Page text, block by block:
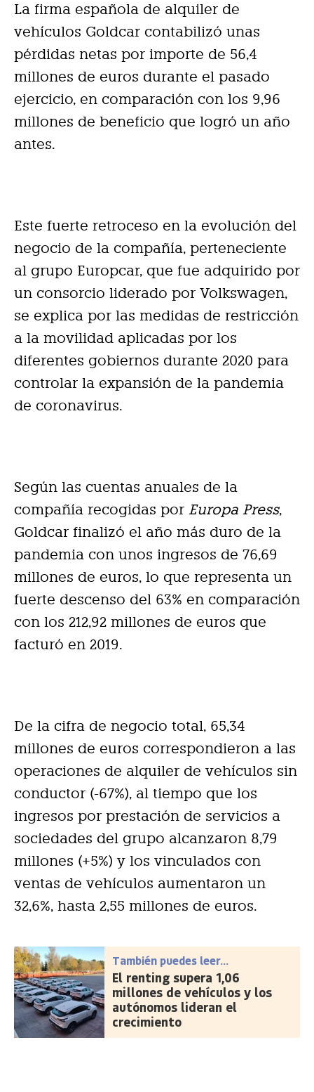
La firma española de alquiler de
vehículos Goldcar contabilizó unas
pérdidas netas por importe de 56,4
millones de euros durante el pasado
ejercicio, en comparación con los 9,96
millones de beneficio que logró un año
antes.
Este fuerte retroceso en la evolución del
negocio de la compañía, perteneciente
al grupo Europcar, que fue adquirido por
un consorcio liderado por Volkswagen,
se explica por las medidas de restricción
a la movilidad aplicadas por los
diferentes gobiernos durante 2020 para
controlar la expansión de la pandemia
de coronavirus.
Según las cuentas anuales de la
compañía recogidas por Europa Press,
Goldcar finalizó el año más duro de la
pandemia con unos ingresos de 76,69
millones de euros, lo que representa un
fuerte descenso del 63% en comparación
con los 212,92 millones de euros que
facturó en 2019.
De la cifra de negocio total, 65,34
millones de euros correspondieron a las
operaciones de alquiler de vehículos sin
conductor (-67%), al tiempo que los
ingresos por prestación de servicios a
sociedades del grupo alcanzaron 8,79
millones (+5%) y los vinculados con
ventas de vehículos aumentaron un
32,6%, hasta 2,55 millones de euros.
También puedes leer...
El renting supera 1,06
millones de vehículos y los
autónomos lideran el
crecimiento